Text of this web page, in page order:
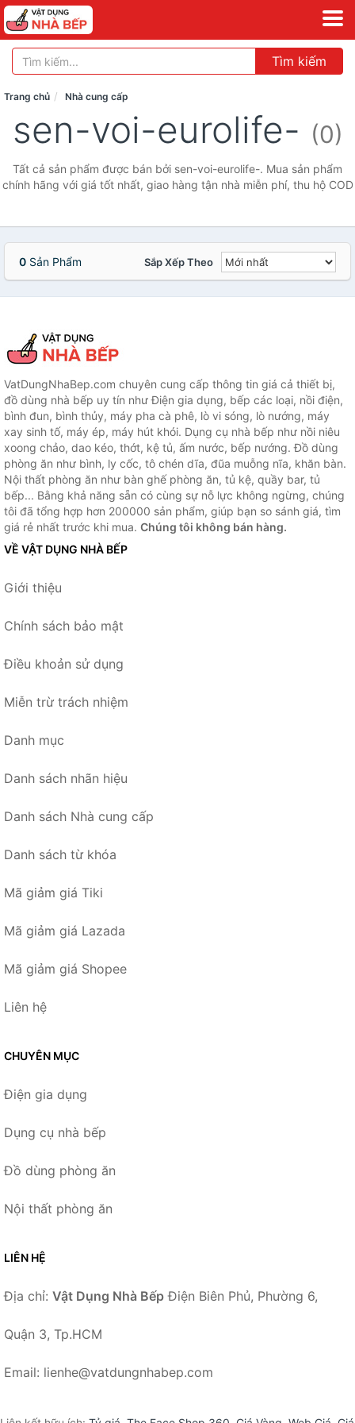
Tìm kiếm
Trang chủ Nhà cung cấp
sen-voi-eurolife- (0)
Tất cả sản phẩm được bán bởi sen-voi-eurolife-. Mua sản phẩm
chính hãng với giá tốt nhất, giao hàng tận nhà miễn phí, thu hộ COD
0 Sản Phẩm Sắp Xếp Theo
VatDungNhaBep.com chuyên cung cấp thông tin giá cả thiết bị,
đồ dùng nhà bếp uy tín như Điện gia dụng, bếp các loại, nồi điện,
bình đun, bình thủy, máy pha cà phê, lò vi sóng, lò nướng, máy
xay sinh tố, máy ép, máy hút khói. Dụng cụ nhà bếp như nồi niêu
xoong chảo, dao kéo, thớt, kệ tủ, ấm nước, bếp nướng. Đồ dùng
phòng ăn như bình, ly cốc, tô chén dĩa, đũa muỗng nĩa, khăn bàn.
Nội thất phòng ăn như bàn ghế phòng ăn, tủ kệ, quầy bar, tủ
bếp... Bằng khả năng sẵn có cùng sự nỗ lực không ngừng, chúng
tôi đã tổng hợp hơn 200000 sản phẩm, giúp bạn so sánh giá, tìm
giá rẻ nhất trước khi mua. Chúng tôi không bán hàng.
VỀ VẬT DỤNG NHÀ BẾP
Giới thiệu
Chính sách bảo mật
Điều khoản sử dụng
Miễn trừ trách nhiệm
Danh mục
Danh sách nhãn hiệu
Danh sách Nhà cung cấp
Danh sách từ khóa
Mã giảm giá Tiki
Mã giảm giá Lazada
Mã giảm giá Shopee
Liên hệ
CHUYÊN MỤC
Điện gia dụng
Dụng cụ nhà bếp
Đồ dùng phòng ăn
Nội thất phòng ăn
LIÊN HỆ
Địa chỉ: Vật Dụng Nhà Bếp Điện Biên Phủ, Phường 6,
Quận 3, Tp.HCM
Email: lienhe@vatdungnhabep.com